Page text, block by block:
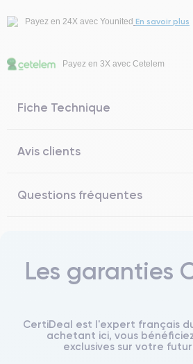
Payez en 24X avec Younited En savoir plus
Payez en 3X avec Cetelem
Fiche Technique
Avis clients
Questions fréquentes
Les garanties
CertiDeal est l'expert français
achetant ici, vous
exclusives sur votre